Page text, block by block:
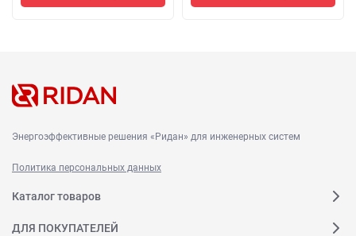
Энергоэффективные решения «Ридан» для инженерных систем
Политика персональных данных
Каталог товаров
ДЛЯ ПОКУПАТЕЛЕЙ